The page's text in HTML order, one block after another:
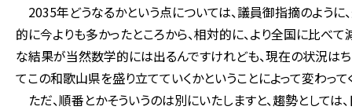
2035年どうなるかという点については、議員御指摘のよう
的に今よりも多かったところから、相対的に、より全国に比べ
な結果が当然数学的には出るんですけれども、現在の状況はち
てこの和歌山県を盛り立てていくかということによって変わって
ただ、順番とかそういうのは別にいたしますと、趨勢として